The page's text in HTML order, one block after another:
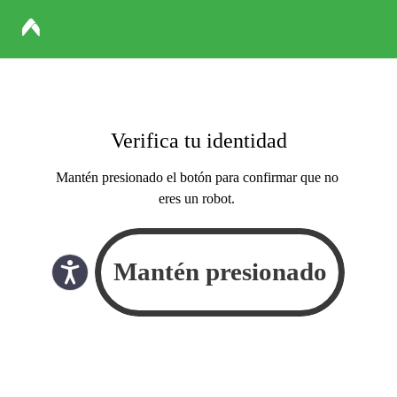
Verifica tu identidad
Mantén presionado el botón para confirmar que no
eres un robot.